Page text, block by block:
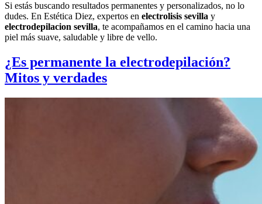
Si estás buscando resultados permanentes y personalizados, no lo
dudes. En Estética Diez, expertos en electrolisis sevilla y
electrodepilacion sevilla, te acompañamos en el camino hacia una
piel más suave, saludable y libre de vello.
¿Es permanente la electrodepilación?
Mitos y verdades